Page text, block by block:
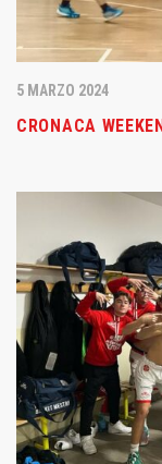
5 MARZO 2024
CRONACA